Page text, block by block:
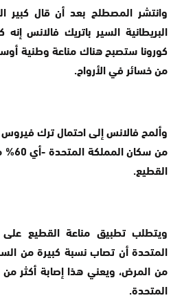
وانتشر المصطلح بعد أن قال كبير
البريطانية السير باتريك فالانس
كورونا ستصبح هناك مناعة وطنية
من خسائر في الأرواح.
وألمح فالانس إلى احتمال ترك فيروس
من
القطيع.
ويتطلب تطبيق مناعة القطيع
المتحدة.